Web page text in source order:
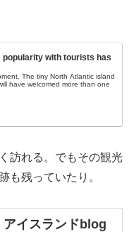
popularity with tourists has
The tiny North Atlantic island
have welcomed more than one
訪れる。でもその観光
も残っていたり。
イスランドblog